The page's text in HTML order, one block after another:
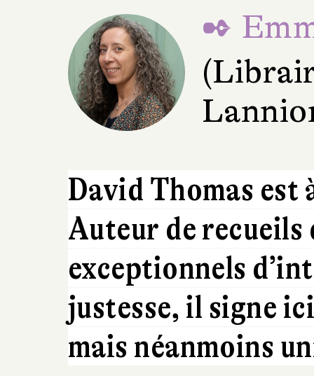
✒
David Thomas est
Auteur de recueils
exceptionnels
justesse, il signe
mais néanmoins